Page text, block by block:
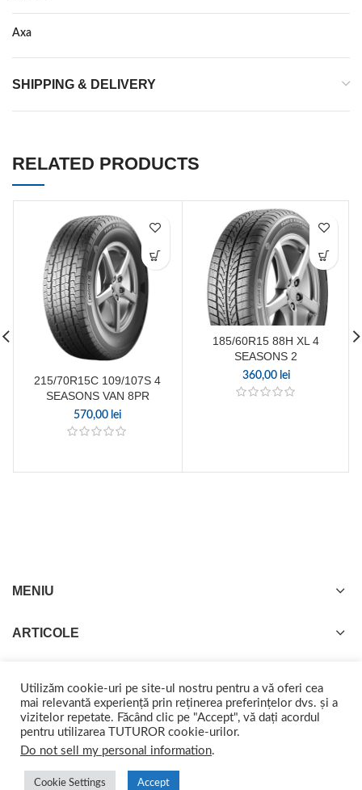
Axa
SHIPPING & DELIVERY
RELATED PRODUCTS
215/70R15C 109/107S 4
SEASONS VAN 8PR
570,00 lei
185/60R15 88H XL 4
SEASONS 2
360,00 lei
MENIU
ARTICOLE
GISTEL 2022 CREATED BYweb-marketing.ro. Împreună ajungem departe.
Utilizăm cookie-uri pe site-ul nostru pentru a vă oferi cea
mai relevantă experiență prin reținerea preferințelor dvs. și a
vizitelor repetate. Făcând clic pe "Accept", vă dați acordul
pentru utilizarea TUTUROR cookie-urilor.
Do not sell my personal information.
Cookie Settings Accept
0